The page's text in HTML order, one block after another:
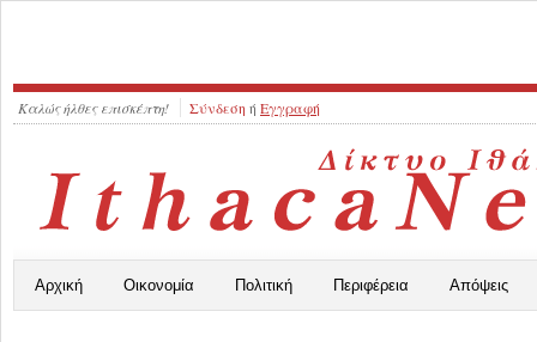
Καλώς ήλθες επισκέπτη! Σύνδεση ή Εγγραφή
Αρχική Οικονομία Πολιτική Περιφέρεια Απόψεις